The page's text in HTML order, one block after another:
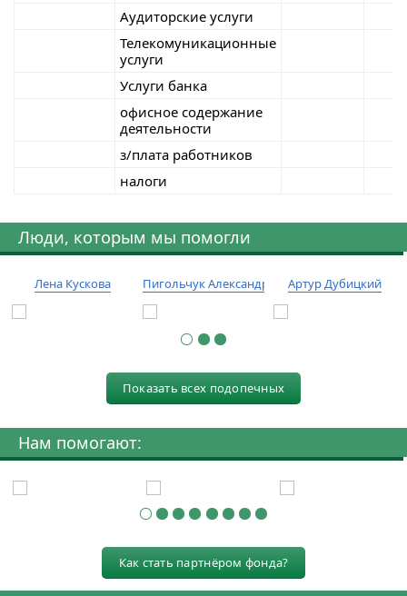
Аудиторские услуги
Телекомуникационные
услуги
Услуги банка
офисное содержание
деятельности
з/плата работников
налоги
Люди, которым мы помогли
Лена Кускова Пигольчук Александр Артур Дубицкий
Показать всех подопечных
Нам помогают:
Как стать партнёром фонда?